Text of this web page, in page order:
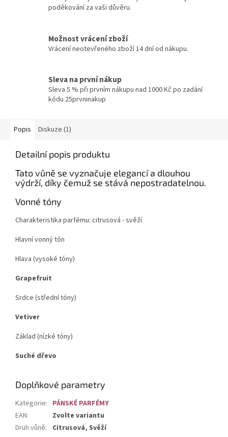
poděkování za vaši důvěru.
Možnost vrácení zboží
Vrácení neotevřeného zboží 14 dní od nákupu.
Sleva na první nákup
Sleva 5 % při prvním nákupu nad 1000 Kč po zadání
kódu 25prvninakup
Popis Diskuze (1)
Detailní popis produktu
Tato vůně se vyznačuje elegancí a dlouhou
výdrží, díky čemuž se stává nepostradatelnou.
Vonné tóny
Charakteristika parfému: citrusová - svěží
Hlavní vonný tón
Hlava (vysoké tóny)
Grapefruit
Srdce (střední tóny)
Vetiver
Základ (nízké tóny)
Suché dřevo
Doplňkové parametry
Kategorie: PÁNSKÉ PARFÉMY
EAN:
Zvolte variantu
Druh vůně: Citrusová, Svěží